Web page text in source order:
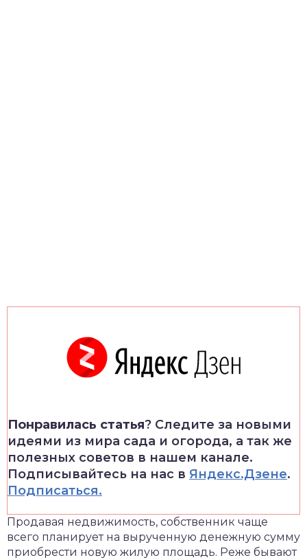
Понравилась статья? Следите за новыми
идеями из мира сада и огорода, а так же
полезных советов в нашем канале.
Подписывайтесь на нас в Яндекс.Дзене.
Подписаться.
Продавая недвижимость, собственник чаще
всего планирует на вырученную денежную сумму
приобрести новую жилую площадь. Реже бывают